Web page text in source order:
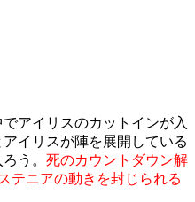
アイリスのカットインが入
イリスが陣を展開している
う。 死のカウントダウン解
テニアの動きを封じられる